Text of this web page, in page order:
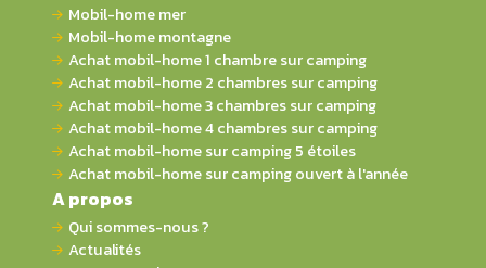
Mobil-home mer
Mobil-home montagne
Achat mobil-home 1 chambre sur camping
Achat mobil-home 2 chambres sur camping
Achat mobil-home 3 chambres sur camping
Achat mobil-home 4 chambres sur camping
Achat mobil-home sur camping 5 étoiles
Achat mobil-home sur camping ouvert à l'année
A propos
Qui sommes-nous ?
Actualités